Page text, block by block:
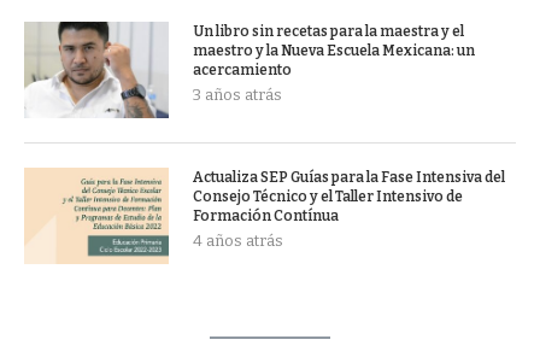
Un libro sin recetas para la maestra y el
maestro y la Nueva Escuela Mexicana: un
acercamiento
3 años atrás
Actualiza SEP Guías para la Fase Intensiva del
Consejo Técnico y el Taller Intensivo de
Formación Contínua
4 años atrás